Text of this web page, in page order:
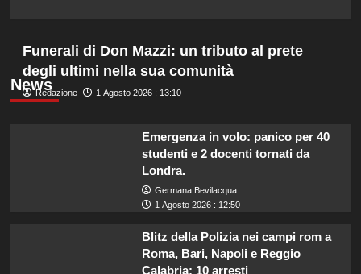
News
Funerali di Don Mazzi: un tributo al prete
degli ultimi nella sua comunità
Redazione 1 Agosto 2026 : 13:10
Emergenza in volo: panico per 40
studenti e 2 docenti tornati da
Londra.
Germana Bevilacqua
1 Agosto 2026 : 12:50
Blitz della Polizia nei campi rom a
Roma, Bari, Napoli e Reggio
Calabria: 10 arresti